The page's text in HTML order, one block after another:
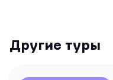
Другие туры